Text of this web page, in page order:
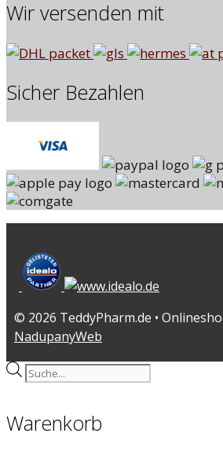
Wir versenden mit
Sicher Bezahlen
© 2026 TeddyPharm.de •
NadupanyWeb
Products
Warenkorb